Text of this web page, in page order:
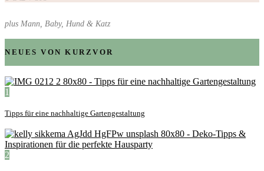
plus Mann, Baby, Hund & Katz
NEUES VON KURZVOR
1
Tipps für eine nachhaltige Gartengestaltung
2